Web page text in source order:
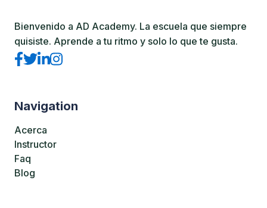
Bienvenido a AD Academy. La escuela que siempre
quisiste. Aprende a tu ritmo y solo lo que te gusta.
Navigation
Acerca
Instructor
Faq
Blog